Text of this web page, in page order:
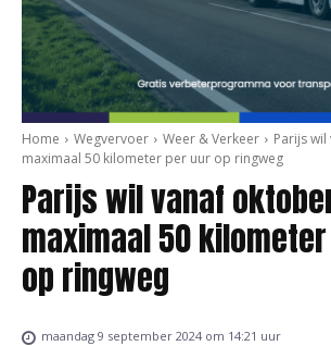
Home Wegvervoer Weer & Verkeer
Parijs
maximaal 50 kilometer per uur op ringweg
Parijs wil vanaf
maximaal 50
op ringweg
maandag 9 september 2024 om 14:21 uur